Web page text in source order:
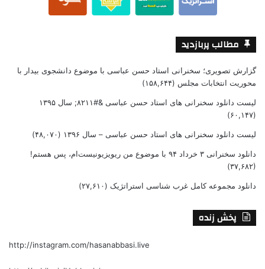
مطالب پربازدید
گزارش تصویری؛ سخنرانی استاد حسن عباسی با موضوع دانشجوی بیدار با
محوریت انتخابات مجلس (۱۵۸,۶۴۴)
لیست دانلود سخنرانی های استاد حسن عباسی &#۸۲۱۱; سال ۱۳۹۵
(۶۰,۱۴۷)
لیست دانلود سخنرانی های استاد حسن عباسی – سال ۱۳۹۶ (۴۸,۰۷۰)
دانلود سخنرانی ۳ خرداد ۹۴ با موضوع من ریویزیونیست‌ام، پس هستم!
(۳۷,۶۸۲)
دانلود مجموعه کامل غرب شناسی استراتژیک (۲۷,۶۱۰)
پخش زنده
http://instagram.com/hasanabbasi.live